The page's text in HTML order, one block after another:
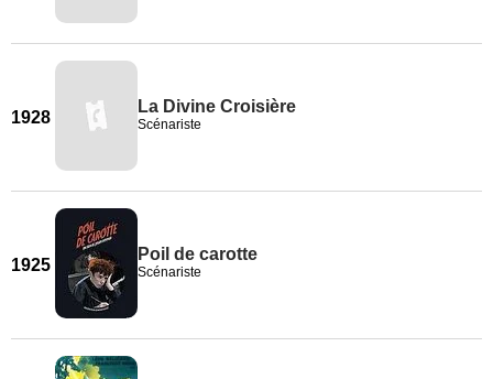
1928
La Divine Croisière
Scénariste
1925
Poil de carotte
Scénariste